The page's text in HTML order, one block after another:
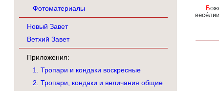
Фотоматериалы
Новый Завет
Ветхий Завет
Приложения:
1. Тропари и кондаки воскресные
2. Тропари, кондаки и величания общие
Боже́ственным днесь преображе́нием/ челове́ческое все естество́/ просиява́ет боже́ственно,/ в